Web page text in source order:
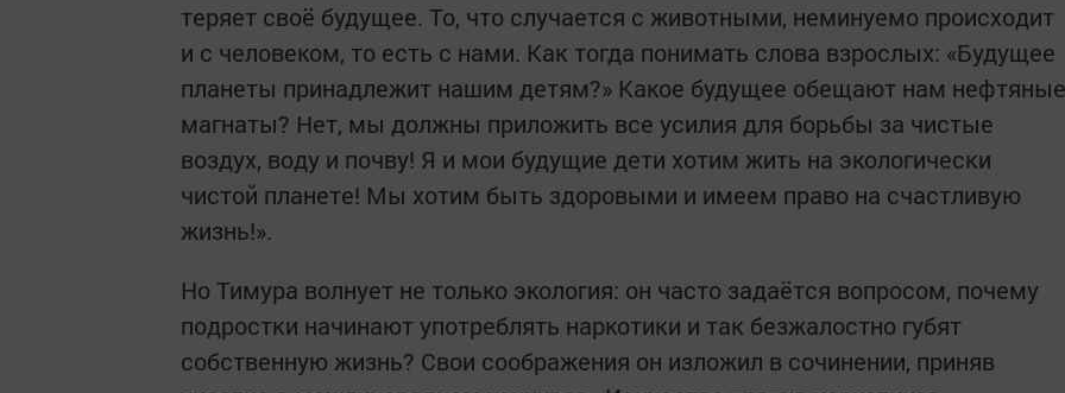
теряет своё будущее. То, что случается с животными, неминуемо происходит
и с человеком, то есть с нами. Как тогда понимать слова взрослых: «Будущее
планеты принадлежит нашим детям?» Какое будущее обещают нам нефтяные
магнаты? Нет, мы должны приложить все усилия для борьбы за чистые
воздух, воду и почву! Я и мои будущие дети хотим жить на экологически
чистой планете! Мы хотим быть здоровыми и имеем право на счастливую
жизнь!».
Но Тимура волнует не только экология: он часто задаётся вопросом, почему
подростки начинают употреблять наркотики и так безжалостно губят
собственную жизнь? Свои соображения он изложил в сочинении, приняв